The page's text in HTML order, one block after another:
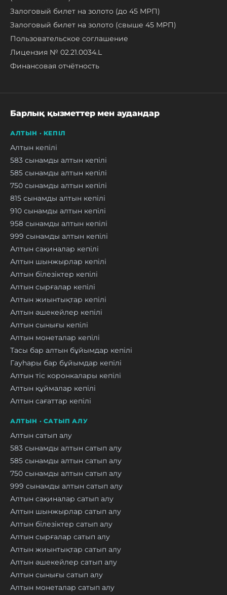
Залоговый билет на золото (до 45 МРП)
Залоговый билет на золото (свыше 45 МРП)
Пользовательское соглашение
Лицензия № 02.21.0034.L
Финансовая отчётность
Барлық қызметтер мен аудандар
АЛТЫН · КЕПІЛ
Алтын кепілі
583 сынамды алтын кепілі
585 сынамды алтын кепілі
750 сынамды алтын кепілі
815 сынамды алтын кепілі
910 сынамды алтын кепілі
958 сынамды алтын кепілі
999 сынамды алтын кепілі
Алтын сақиналар кепілі
Алтын шынжырлар кепілі
Алтын білезіктер кепілі
Алтын сырғалар кепілі
Алтын жиынтықтар кепілі
Алтын әшекейлер кепілі
Алтын сынығы кепілі
Алтын монеталар кепілі
Тасы бар алтын бұйымдар кепілі
Гауһары бар бұйымдар кепілі
Алтын тіс коронкалары кепілі
Алтын құймалар кепілі
Алтын сағаттар кепілі
АЛТЫН · САТЫП АЛУ
Алтын сатып алу
583 сынамды алтын сатып алу
585 сынамды алтын сатып алу
750 сынамды алтын сатып алу
999 сынамды алтын сатып алу
Алтын сақиналар сатып алу
Алтын шынжырлар сатып алу
Алтын білезіктер сатып алу
Алтын сырғалар сатып алу
Алтын жиынтықтар сатып алу
Алтын әшекейлер сатып алу
Алтын сынығы сатып алу
Алтын монеталар сатып алу